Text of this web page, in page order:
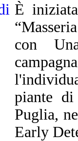
È
con
piante
Puglia,
Early